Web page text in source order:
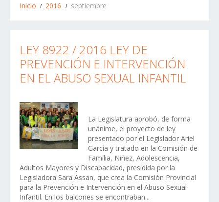
Inicio 2016 septiembre
LEY 8922 / 2016 LEY DE
PREVENCIÓN E INTERVENCIÓN
EN EL ABUSO SEXUAL INFANTIL
La Legislatura aprobó, de forma
unánime, el proyecto de ley
presentado por el Legislador Ariel
García y tratado en la Comisión de
Familia, Niñez, Adolescencia,
Adultos Mayores y Discapacidad, presidida por la
Legisladora Sara Assan, que crea la Comisión Provincial
para la Prevención e Intervención en el Abuso Sexual
Infantil. En los balcones se encontraban...